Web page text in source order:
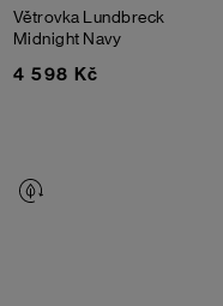
Větrovka Lundbreck
Midnight Navy
4 598 Kč